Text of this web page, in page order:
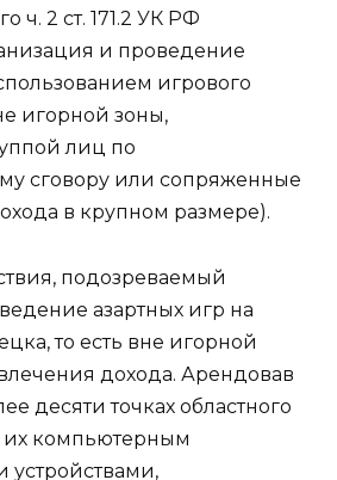
ч. 2 ст. 171.2 УК РФ
и проведение
игрового
игорной зоны,
лиц по
сговору или сопряженные
в крупном размере).
подозреваемый
азартных игр на
то есть вне игорной
дохода. Арендовав
десяти точках областного
их компьютерным
устройствами,